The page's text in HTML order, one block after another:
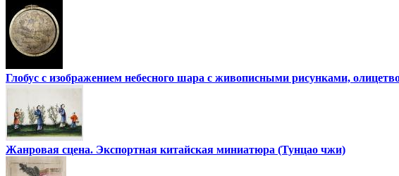
Глобус с изображением небесного шара с живописными рисунками,
Жанровая сцена. Экспортная китайская миниатюра (Тунцао чжи)